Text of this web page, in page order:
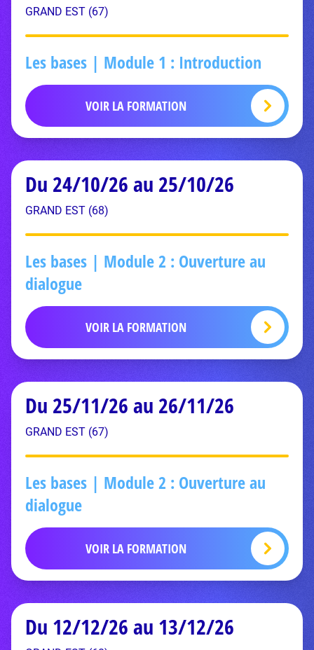
GRAND EST (67)
Les bases | Module 1 : Introduction
VOIR LA FORMATION
Du 24/10/26 au 25/10/26
GRAND EST (68)
Les bases | Module 2 : Ouverture au
dialogue
VOIR LA FORMATION
Du 25/11/26 au 26/11/26
GRAND EST (67)
Les bases | Module 2 : Ouverture au
dialogue
VOIR LA FORMATION
Du 12/12/26 au 13/12/26